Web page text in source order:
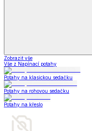
Zobrazit vše
Vše z Napínací potahy
Potahy na klasickou sedačku
Potahy na rohovou sedačku
Potahy na křeslo